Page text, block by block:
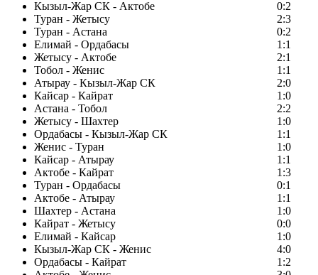
Кызыл-Жар СК - Актобе
0:2
Туран - Жетысу
2:3
Туран - Астана
0:2
Елимай - Ордабасы
1:1
Жетысу - Актобе
2:1
Тобол - Женис
1:1
Атырау - Кызыл-Жар СК
2:0
Кайсар - Кайрат
1:0
Астана - Тобол
2:2
Жетысу - Шахтер
1:0
Ордабасы - Кызыл-Жар СК
1:1
Женис - Туран
1:0
Кайсар - Атырау
1:1
Актобе - Кайрат
1:3
Туран - Ордабасы
0:1
Актобе - Атырау
1:1
Шахтер - Астана
1:0
Кайрат - Жетысу
0:0
Елимай - Кайсар
1:0
Кызыл-Жар СК - Женис
4:0
Ордабасы - Кайрат
1:2